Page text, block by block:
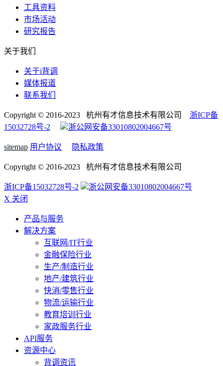
工具资料
市场活动
研究报告
关于我们
关于i背调
媒体报道
联系我们
Copyright © 2016-2023 杭州有才信息技术有限公司 浙ICP备
15032728号-2
浙公网安备33010802004667号
sitemap 用户协议 隐私政策
Copyright © 2016-2023 杭州有才信息技术有限公司
浙ICP备15032728号-2
浙公网安备33010802004667号
X 关闭
产品与服务
解决方案
互联网/IT行业
金融保险行业
生产/制造行业
地产/建筑行业
快消/零售行业
物流/运输行业
教育培训行业
家政服务行业
API服务
资源中心
背调资讯